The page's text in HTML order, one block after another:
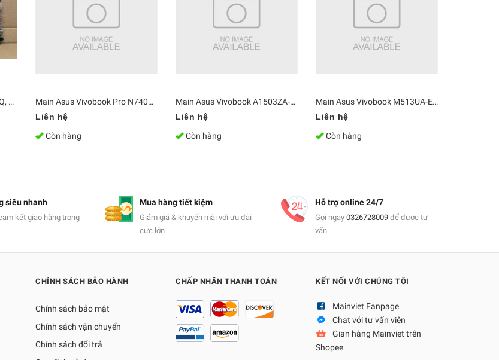
Main Asus Vivobook M1503Q, M1403QA-LY022W AMD Ryzen 5 5600H ( M1603Q ) | DDR4 Bo mạch chủ Zin [Chính Hãng]
Main Asus Vivobook Pro N7401ZE-M9028W i7 12700H
Liên hệ
Còn hàng
Main Asus Vivobook A1503ZA-L1139W i5 12500H Ram 8GB
Liên hệ
Còn hàng
Main Asus Vivobook M513UA-EJ704W AMD R7 5700U Ram 8GB
Liên hệ
Còn hàng
siêu nhanh
kết giao hàng trong
Mua hàng tiết kiệm
Giảm giá & khuyến mãi với ưu đãi
cực lớn
Hỗ trợ online 24/7
Gọi ngay 0326728009để được tư
vấn
CHÍNH SÁCH BẢO HÀNH
Chính sách bảo mật
Chính sách vận chuyển
Chính sách đổi trả
CHẤP NHẬN THANH TOÁN KẾT NỐI VỚI CHÚNG TÔI
Mainviet Fanpage
Chat với tư vấn viên
Gian hàng Mainviet trên
Shopee